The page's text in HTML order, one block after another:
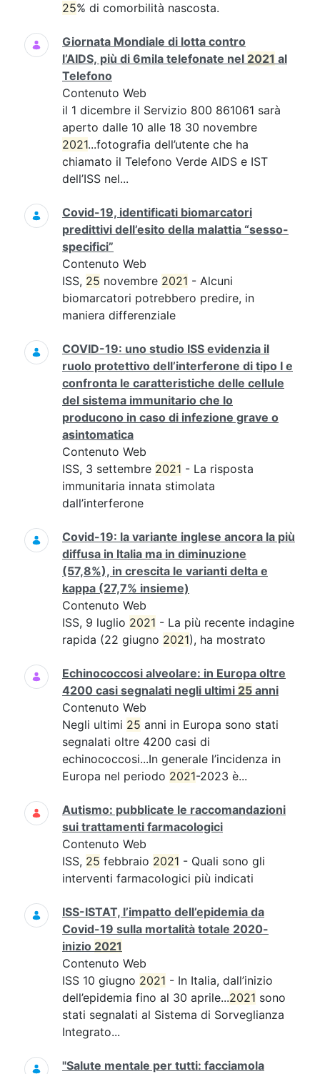
25% di comorbilità nascosta.
Giornata Mondiale di lotta contro
l’AIDS, più di 6mila telefonate nel 2021 al
Telefono
Contenuto Web
il 1 dicembre il Servizio 800 861061 sarà
aperto dalle 10 alle 18 30 novembre
2021...fotografia dell’utente che ha
chiamato il Telefono Verde AIDS e IST
dell’ISS nel...
Covid-19, identificati biomarcatori
predittivi dell’esito della malattia “sesso-
specifici”
Contenuto Web
ISS, 25 novembre 2021 - Alcuni
biomarcatori potrebbero predire, in
maniera differenziale
COVID-19: uno studio ISS evidenzia il
ruolo protettivo dell’interferone di tipo I e
confronta le caratteristiche delle cellule
del sistema immunitario che lo
producono in caso di infezione grave o
asintomatica
Contenuto Web
ISS, 3 settembre 2021 - La risposta
immunitaria innata stimolata
dall’interferone
Covid-19: la variante inglese ancora la più
diffusa in Italia ma in diminuzione
(57,8%), in crescita le varianti delta e
kappa (27,7% insieme)
Contenuto Web
ISS, 9 luglio 2021 - La più recente indagine
rapida (22 giugno 2021), ha mostrato
Echinococcosi alveolare: in Europa oltre
4200 casi segnalati negli ultimi 25 anni
Contenuto Web
Negli ultimi 25 anni in Europa sono stati
segnalati oltre 4200 casi di
echinococcosi...In generale l’incidenza in
Europa nel periodo 2021-2023 è...
Autismo: pubblicate le raccomandazioni
sui trattamenti farmacologici
Contenuto Web
ISS, 25 febbraio 2021 - Quali sono gli
interventi farmacologici più indicati
ISS-ISTAT, l’impatto dell’epidemia da
Covid-19 sulla mortalità totale 2020-
inizio 2021
Contenuto Web
ISS 10 giugno 2021 - In Italia, dall’inizio
dell’epidemia fino al 30 aprile...2021 sono
stati segnalati al Sistema di Sorveglianza
Integrato...
"Salute mentale per tutti: facciamola